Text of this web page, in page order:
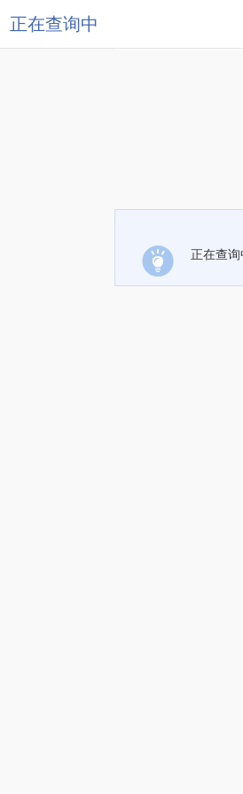
正在查询中
正在查